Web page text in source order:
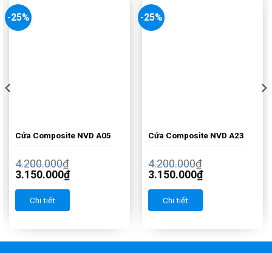
-25%
Cửa Composite NVD A05
4.200.000₫
3.150.000₫
Chi tiết
-25%
Cửa Composite NVD A23
4.200.000₫
3.150.000₫
Chi tiết